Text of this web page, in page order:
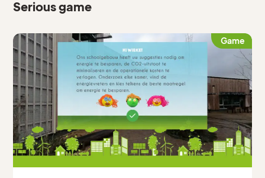
Serious game
Game